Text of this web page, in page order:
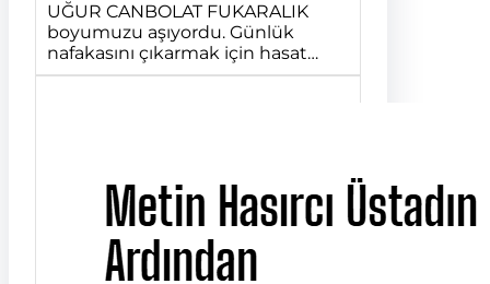
UĞUR CANBOLAT FUKARALIK
boyumuzu aşıyordu. Günlük
nafakasını çıkarmak için hasat…